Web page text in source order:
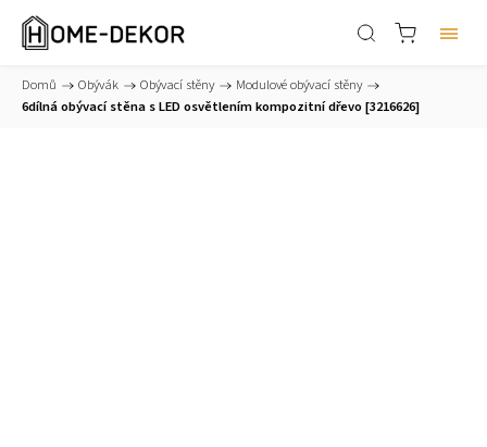
Domů / Obývák / Obývací stěny / Modulové obývací stěny /
6dílná obývací stěna s LED osvětlením kompozitní dřevo [3216626]